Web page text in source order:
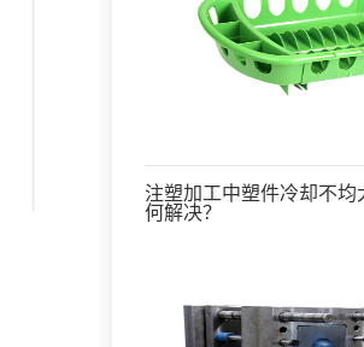
注塑加工中塑件冷却不均
何解决？